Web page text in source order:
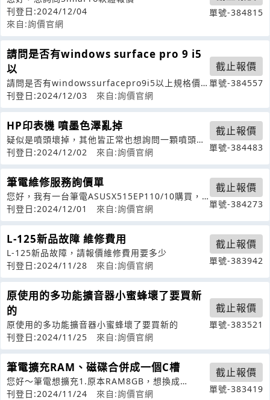
刊登日:2024/12/04
來自:詢價官網
單號-384815
請問是否有windows surface pro 9 i5
以
請問是否有windowssurfacepro9i5以上規格價
格低於30000以下
刊登日:2024/12/03 來自:詢價官網
截止報價
單號-384557
HP印表機 噴墨色澤亂掉
疑似是噴頭壞掉，其他皆正常也想詢問一顆噴頭壞
掉多少錢謝謝如果可以麻煩回覆emai
刊登日:2024/12/02 來自:詢價官網
截止報價
單號-384483
筆電維修服務詢價單
您好，我有一台筆電ASUSX515EP110/10購買，
最近突然無法開機（電源鍵
刊登日:2024/12/01 來自:詢價官網
截止報價
單號-384273
L-125新品故障 維修費用
L-125新品故障，請報價維修費用要多少
刊登日:2024/11/28
來自:詢價官網
截止報價
單號-383942
原使用的多功能擴音器小蜜蜂壞了要買新
的
原使用的多功能擴音器小蜜蜂壞了要買新的
刊登日:2024/11/25
來自:詢價官網
截止報價
單號-383521
筆電擴充RAM、磁碟合併成一個C槽
您好～筆電想擴充1.原本RAM8GB，想換成
16+16GB2.把原本C,D硬碟合
刊登日:2024/11/24 來自:詢價官網
截止報價
單號-383419